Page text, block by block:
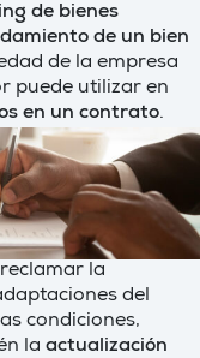
de bienes
de un bien
de la empresa
puede utilizar en
en un contrato.
la
del
condiciones,
la actualización